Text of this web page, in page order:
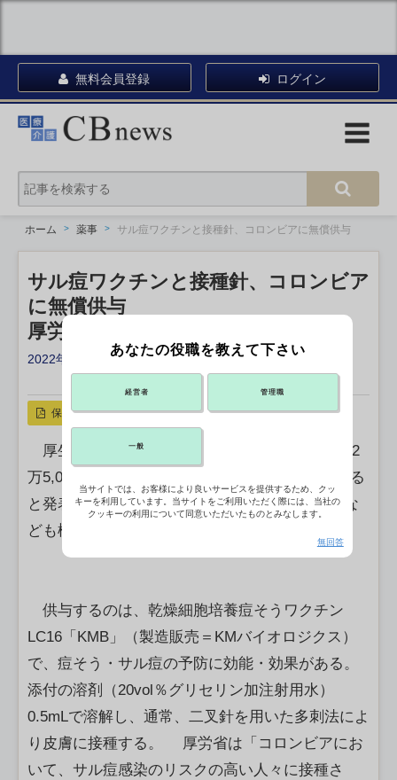
無料会員登録 ログイン
ホーム 薬事 サル痘ワクチンと接種針、コロンビアに無償供与
サル痘ワクチンと接種針、コロンビア
に無償供与
厚労省が発表、研究協力も検討
2022年12月07日 19:25
リンクをコピー X ポスト
保存
厚生労働省は7日、サル痘ワクチンと接種針（2
万5,000人分）を、コロンビア政府に無償供与する
と発表した。専門家による技術面での研究協力な
ども検討しているという。【新井哉】
供与するのは、乾燥細胞培養痘そうワクチン
LC16「KMB」（製造販売＝KMバイオロジクス）
で、痘そう・サル痘の予防に効能・効果がある。
添付の溶剤（20vol％グリセリン加注射用水）
0.5mLで溶解し、通常、二叉針を用いた多刺法によ
り皮膚に接種する。 厚労省は「コロンビアにお
いて、サル痘感染のリスクの高い人々に接種さ
あなたの役職を教えて下さい
経営者 管理職
一般
当サイトでは、お客様により良いサービスを提供するため、クッ
キーを利用しています。当サイトをご利用いただく際には、当社の
クッキーの利用について同意いただいたものとみなします。
無回答